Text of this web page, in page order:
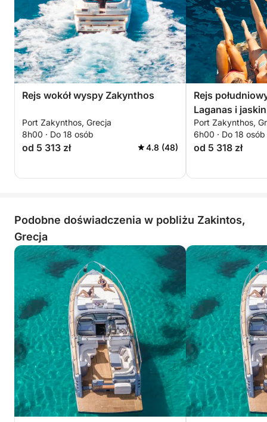
Paliwo nie jest wliczone w cenę!
Rejs wokół wyspy Zakynthos
Port Zakynthos, Grecja
8h00 · Do 18 osób
od 5 313 zł 4.8 (48)
Rejs
Laganas i
Port Zakynthos,
6h00 · Do 18 osób
od 5 318 zł
Podobne doświadczenia w pobliżu Zakintos,
Grecja